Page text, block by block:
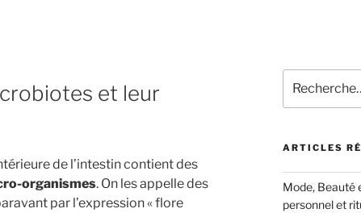
et leur
de l’intestin contient des
organismes. On les appelle des
par l’expression « flore
pour
:
ARTICLES
Mode, Beauté
personnel et